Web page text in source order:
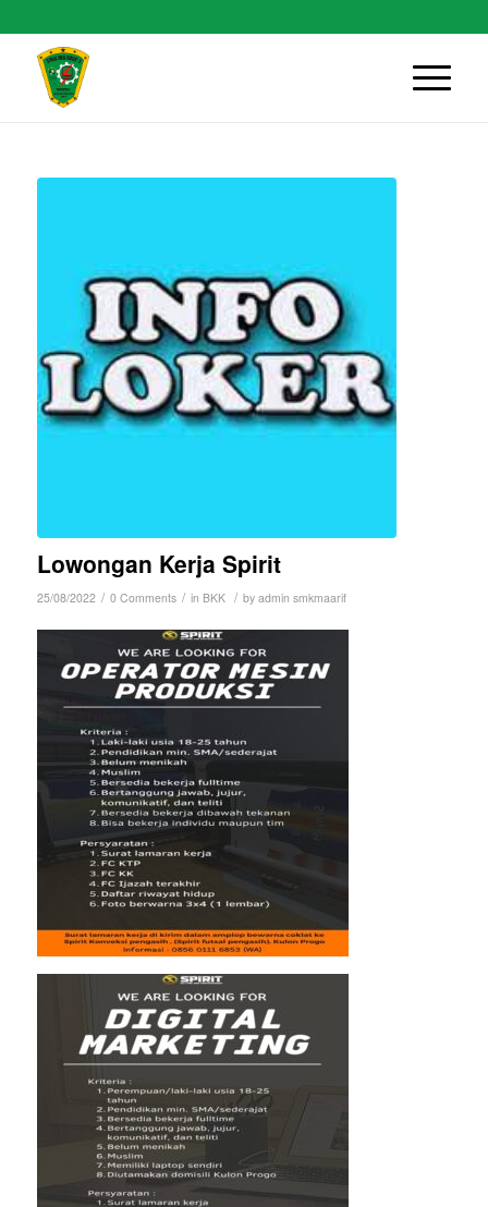
Lowongan Kerja Spirit
25/08/2022 / 0 Comments / in BKK / by admin smkmaarif